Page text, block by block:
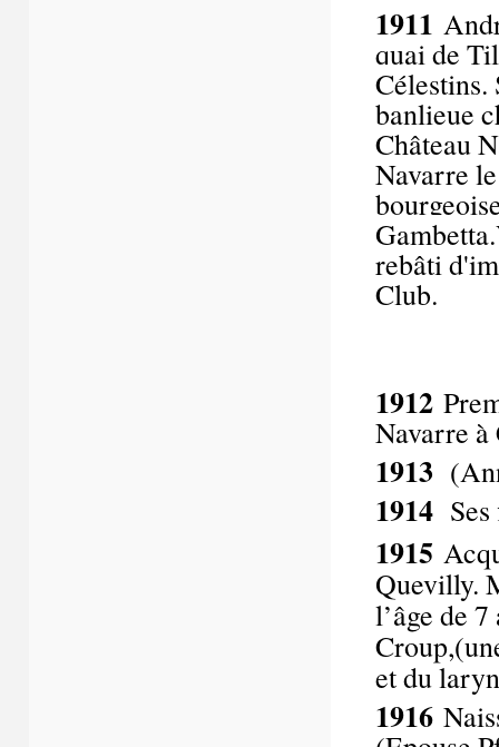
1911
quai de
Célestins.
banlieue
Château
Navarre
rebâti
Club.
1912
Navarre
1913
1914
1915
Quevilly.
l’âge de
et du
1916